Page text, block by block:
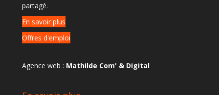
partagé.
En savoir plus
Offres d'emploi
Agence web : Mathilde Com' & Digital